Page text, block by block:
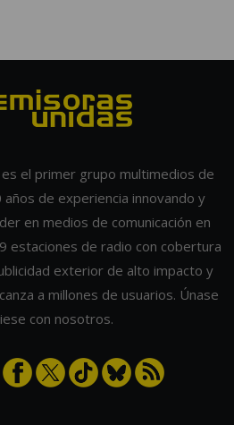
el primer grupo multimedios de
de experiencia innovando y
en medios de comunicación en
estaciones de radio con cobertura
exterior de alto impacto y
a millones de usuarios. Únase
con nosotros.